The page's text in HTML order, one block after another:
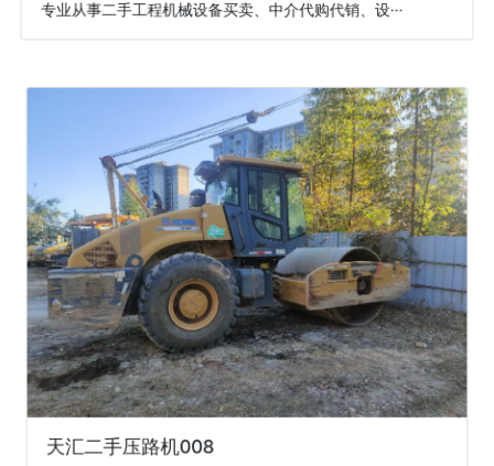
专业从事二手工程机械设备买卖、中介代购代销、设···
天汇二手压路机008